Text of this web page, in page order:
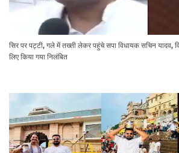
सिर पर पट्टी, गले में तख्ती लेकर पहुंचे सपा विधायक सचिन यादव,
लिए किया गया निलंबित